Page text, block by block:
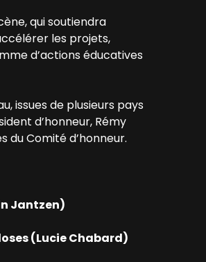
qui soutiendra
les projets,
d’actions éducatives
issues de plusieurs pays
d’honneur, Rémy
du Comité d’honneur.
Jantzen)
(Lucie Chabard)